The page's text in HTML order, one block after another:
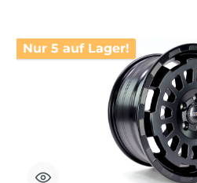
Nur 5 auf Lager!